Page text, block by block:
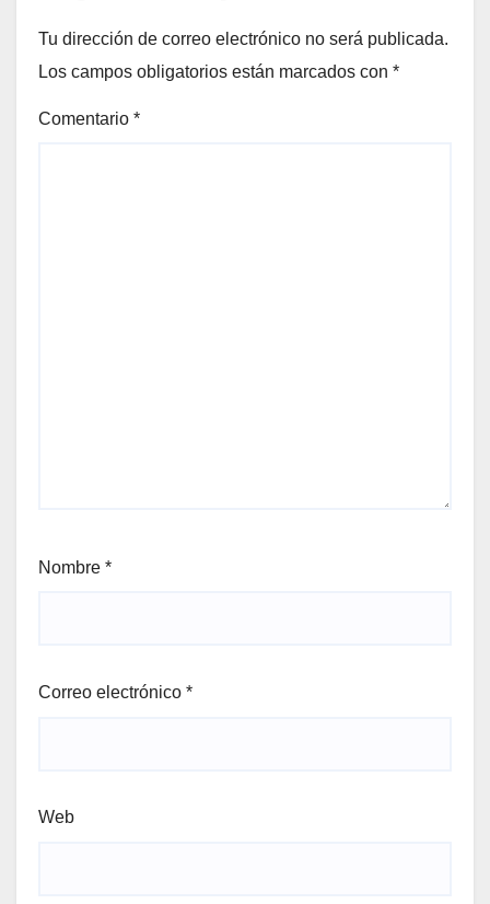
Tu dirección de correo electrónico no será publicada.
Los campos obligatorios están marcados con *
Comentario *
Nombre *
Correo electrónico *
Web